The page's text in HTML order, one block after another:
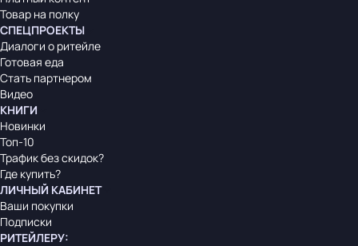
Товар на полку
СПЕЦПРОЕКТЫ
Диалоги о ритейле
Готовая еда
Стать партнером
Видео
КНИГИ
Новинки
Топ-10
Трафик без скидок?
Где купить?
ЛИЧНЫЙ КАБИНЕТ
Ваши покупки
Подписки
РИТЕЙЛЕРУ: